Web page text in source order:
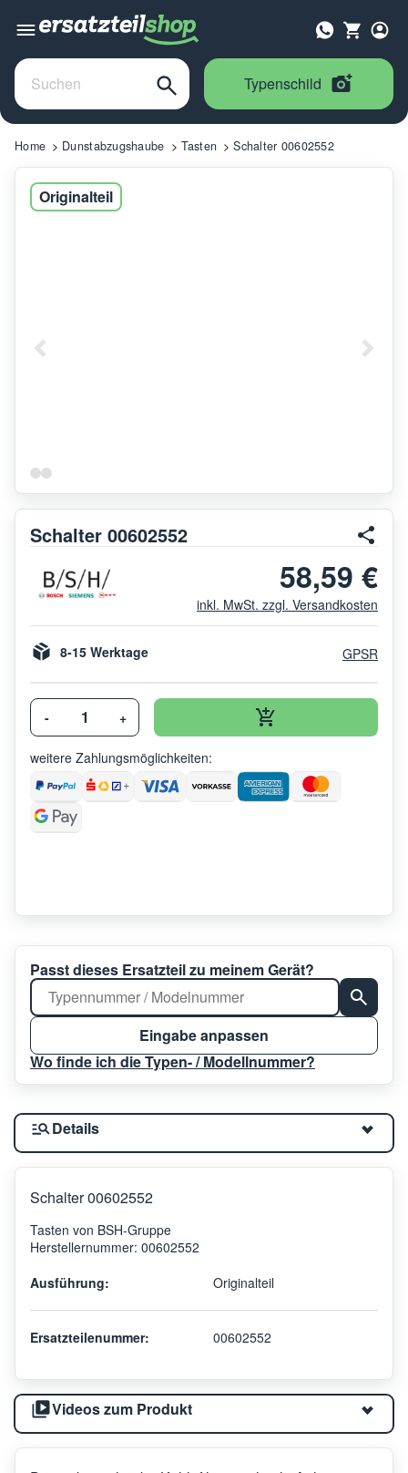
Typenschild
Home Dunstabzugshaube Tasten Schalter 00602552
Originalteil
Schalter 00602552
58,59 €
inkl. MwSt. zzgl. Versandkosten
8-15 Werktage GPSR
- +
weitere Zahlungsmöglichkeiten:
Passt dieses Ersatzteil zu meinem Gerät?
Eingabe anpassen
Wo finde ich die Typen- / Modellnummer?
Details
Schalter 00602552
Tasten von BSH-Gruppe
Herstellernummer: 00602552
Ausführung:
Originalteil
Ersatzteilenummer: 00602552
Videos zum Produkt